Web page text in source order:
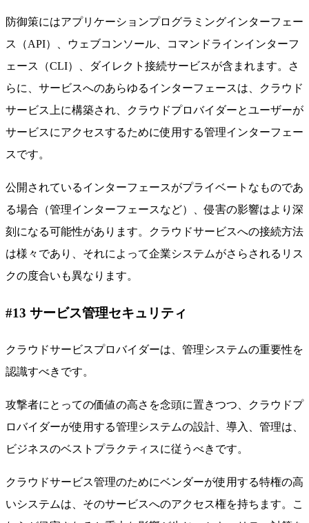
防御策にはアプリケーションプログラミングインターフェー
ス（API）、ウェブコンソール、コマンドラインインターフ
ェース（CLI）、ダイレクト接続サービスが含まれます。さ
らに、サービスへのあらゆるインターフェースは、クラウド
サービス上に構築され、クラウドプロバイダーとユーザーが
サービスにアクセスするために使用する管理インターフェー
スです。
公開されているインターフェースがプライベートなものであ
る場合（管理インターフェースなど）、侵害の影響はより深
刻になる可能性があります。クラウドサービスへの接続方法
は様々であり、それによって企業システムがさらされるリス
クの度合いも異なります。
#13 サービス管理セキュリティ
クラウドサービスプロバイダーは、管理システムの重要性を
認識すべきです。
攻撃者にとっての価値の高さを念頭に置きつつ、クラウドプ
ロバイダーが使用する管理システムの設計、導入、管理は、
ビジネスのベストプラクティスに従うべきです。
クラウドサービス管理のためにベンダーが使用する特権の高
いシステムは、そのサービスへのアクセス権を持ちます。こ